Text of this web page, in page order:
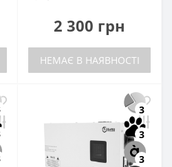
2 300 грн
НЕМАЄ В НАЯВНОСТІ
3
3
3